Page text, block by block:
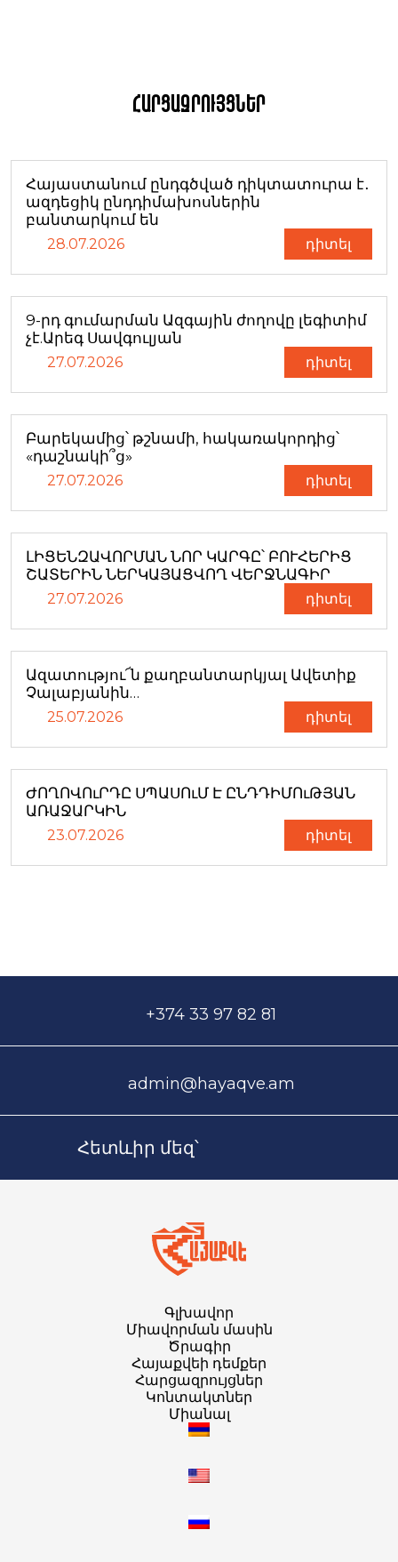
Հարցազրույցներ
Հայաստանում ընդգծված դիկտատուրա է․
ազդեցիկ ընդդիմախոսներին
բանտարկում են
28.07.2026 դիտել
9-րդ գումարման Ազգային ժողովը լեգիտիմ
չէ.Արեգ Սավգուլյան
27.07.2026 դիտել
Բարեկամից՝ թշնամի, հակառակորդից՝
«դաշնակի՞ց»
27.07.2026 դիտել
ԼԻՑԵՆԶԱՎՈՐՄԱՆ ՆՈՐ ԿԱՐԳԸ՝ ԲՈՒՀԵՐԻՑ
ՇԱՏԵՐԻՆ ՆԵՐԿԱՅԱՑՎՈՂ ՎԵՐՋՆԱԳԻՐ
27.07.2026 դիտել
Ազատությու՜ն քաղբանտարկյալ Ավետիք
Չալաբյանին…
25.07.2026 դիտել
ԺՈՂՈՎՈւՐԴԸ ՍՊԱՍՈւՄ Է ԸՆԴԴԻՄՈւԹՅԱՆ
ԱՌԱՋԱՐԿԻՆ
23.07.2026 դիտել
+374 33 97 82 81
admin@hayaqve.am
Հետևիր մեզ՝
Գլխավոր
Միավորման մասին
Ծրագիր
Հայաքվեի դեմքեր
Հարցազրույցներ
Կոնտակտներ
Միանալ